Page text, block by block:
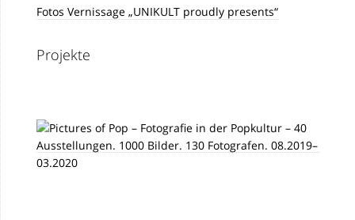
Fotos Vernissage „UNIKULT proudly presents“
Projekte